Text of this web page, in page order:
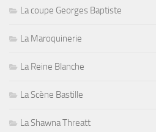
La coupe Georges Baptiste
La Maroquinerie
La Reine Blanche
La Scène Bastille
La Shawna Threatt